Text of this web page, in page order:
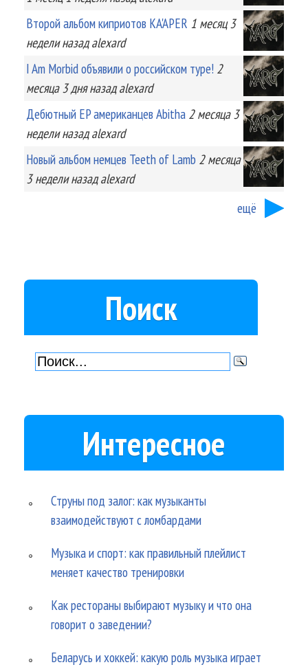
Второй альбом киприотов KA'APER 1 месяц 3
неделиназад alexard
I Am Morbid объявили о российском туре! 2
месяца 3 дняназад alexard
Дебютный EP американцев Abitha 2 месяца 3
неделиназад alexard
Новый альбом немцев Teeth of Lamb 2 месяца
3 неделиназад alexard
ещё
Поиск
Интересное
Струны под залог: как музыканты
взаимодействуют с ломбардами
Музыка и спорт: как правильный плейлист
меняет качество тренировки
Как рестораны выбирают музыку и что она
говорит о заведении?
Беларусь и хоккей: какую роль музыка играет